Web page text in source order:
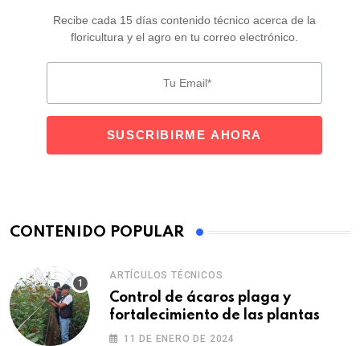
Recibe cada 15 días contenido técnico acerca de la
floricultura y el agro en tu correo electrónico.
CONTENIDO POPULAR
ARTÍCULOS TÉCNICOS
Control de ácaros plaga y
fortalecimiento de las plantas
11 DE ENERO DE 2024